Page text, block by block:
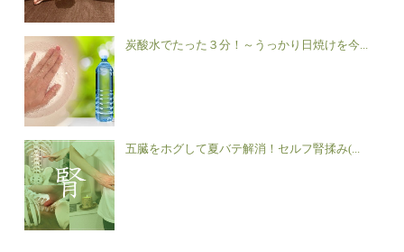
炭酸水でたった３分！～うっかり日焼けを今...
五臓をホグして夏バテ解消！セルフ腎揉み(...